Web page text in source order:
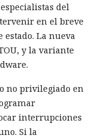
del
en el breve
La nueva
y la variante
no privilegiado en
interrupciones
Si la